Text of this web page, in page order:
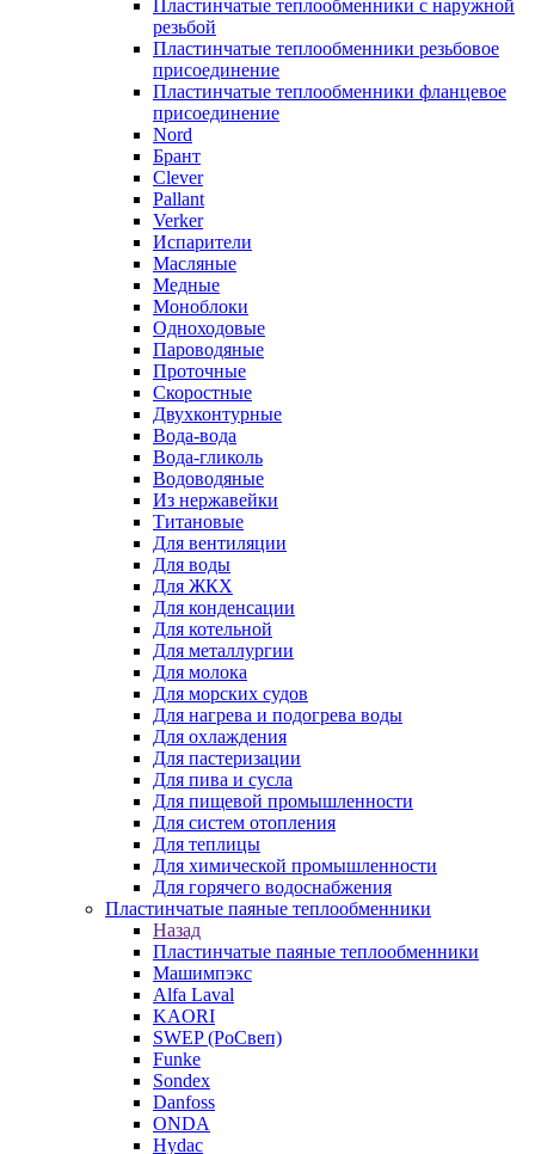
Пластинчатые теплообменники с наружной
резьбой
Пластинчатые теплообменники резьбовое
присоединение
Пластинчатые теплообменники фланцевое
присоединение
Nord
Брант
Clever
Pallant
Verker
Испарители
Масляные
Медные
Моноблоки
Одноходовые
Пароводяные
Проточные
Скоростные
Двухконтурные
Вода-вода
Вода-гликоль
Водоводяные
Из нержавейки
Титановые
Для вентиляции
Для воды
Для ЖКХ
Для конденсации
Для котельной
Для металлургии
Для молока
Для морских судов
Для нагрева и подогрева воды
Для охлаждения
Для пастеризации
Для пива и сусла
Для пищевой промышленности
Для систем отопления
Для теплицы
Для химической промышленности
Для горячего водоснабжения
Пластинчатые паяные теплообменники
Назад
Пластинчатые паяные теплообменники
Машимпэкс
Alfa Laval
KAORI
SWEP (РоСвеп)
Funke
Sondex
Danfoss
ONDA
Hydac